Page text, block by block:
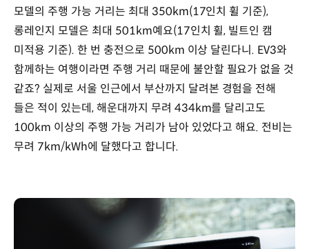
모델의 주행 가능 거리는 최대 350km(17인치 휠 기준),
롱레인지 모델은 최대 501km예요(17인치 휠, 빌트인 캠
미적용 기준). 한 번 충전으로 500km 이상 달린다니. EV3와
함께하는 여행이라면 주행 거리 때문에 불안할 필요가 없을 것
같죠? 실제로 서울 인근에서 부산까지 달려본 경험을 전해
들은 적이 있는데, 해운대까지 무려 434km를 달리고도
100km 이상의 주행 가능 거리가 남아 있었다고 해요. 전비는
무려 7km/kWh에 달했다고 합니다.